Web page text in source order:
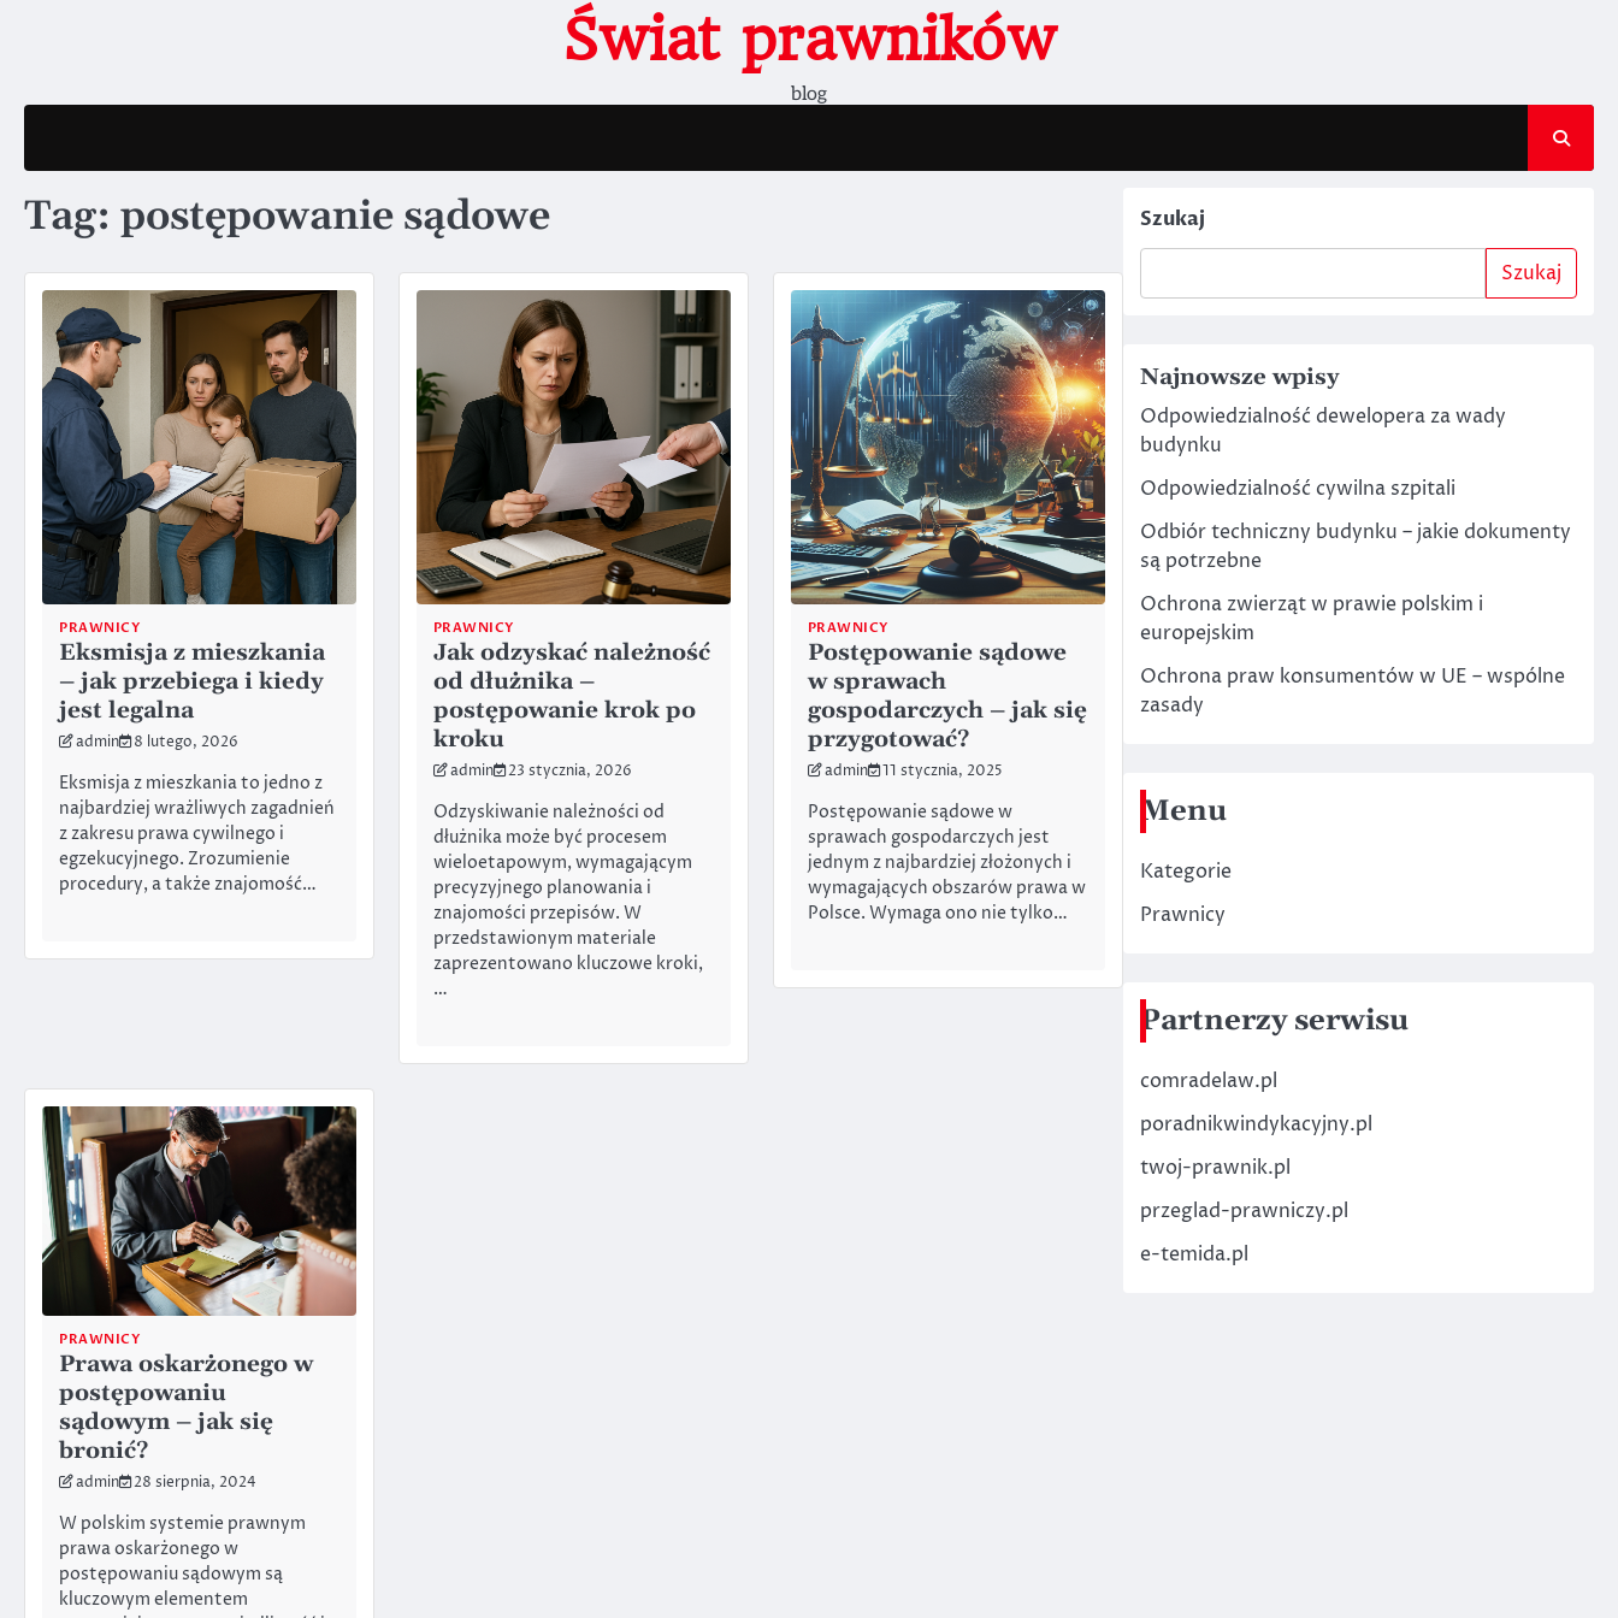
Świat prawników
blog
Tag: postępowanie sądowe
PRAWNICY
Eksmisja z mieszkania
– jak przebiega i kiedy
jest legalna
admin 8 lutego, 2026
Eksmisja z mieszkania to jedno z
najbardziej wrażliwych zagadnień
z zakresu prawa cywilnego i
egzekucyjnego. Zrozumienie
procedury, a także znajomość…
PRAWNICY
Jak odzyskać należność
od dłużnika –
postępowanie krok po
kroku
admin 23 stycznia, 2026
Odzyskiwanie należności od
dłużnika może być procesem
wieloetapowym, wymagającym
precyzyjnego planowania i
znajomości przepisów. W
przedstawionym materiale
zaprezentowano kluczowe kroki,
…
PRAWNICY
Postępowanie sądowe
w sprawach
gospodarczych – jak się
przygotować?
admin 11 stycznia, 2025
Postępowanie sądowe w
sprawach gospodarczych jest
jednym z najbardziej złożonych i
wymagających obszarów prawa w
Polsce. Wymaga ono nie tylko…
PRAWNICY
Prawa oskarżonego w
postępowaniu
sądowym – jak się
bronić?
admin 28 sierpnia, 2024
W polskim systemie prawnym
prawa oskarżonego w
postępowaniu sądowym są
kluczowym elementem
Szukaj
Szukaj
Najnowsze wpisy
Odpowiedzialność dewelopera za wady
budynku
Odpowiedzialność cywilna szpitali
Odbiór techniczny budynku – jakie dokumenty
są potrzebne
Ochrona zwierząt w prawie polskim i
europejskim
Ochrona praw konsumentów w UE – wspólne
zasady
Menu
Kategorie
Prawnicy
Partnerzy serwisu
comradelaw.pl
poradnikwindykacyjny.pl
twoj-prawnik.pl
przeglad-prawniczy.pl
e-temida.pl